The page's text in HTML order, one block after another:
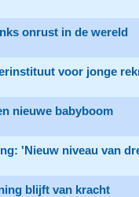
onrust in de wereld
voor jonge
nieuwe babyboom
'Nieuw niveau van
blijft van kracht